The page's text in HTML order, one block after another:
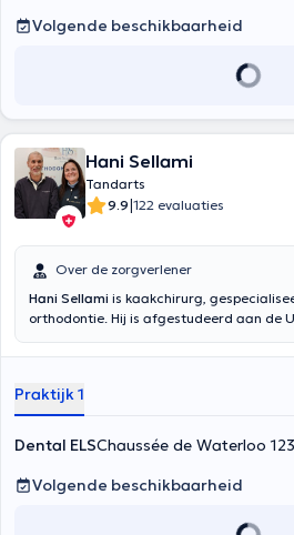
Volgende beschikbaarheid
Hani Sellami
Tandarts
9.9|122 evaluaties
Over de zorgverlener
Hani Sellami is kaakchirurg,
orthodontie. Hij is afgestudeerd aan de
Dental ELS van maandag tot donderdag
Praktijk 1
Dental ELSChaussée de Waterloo
Volgende beschikbaarheid